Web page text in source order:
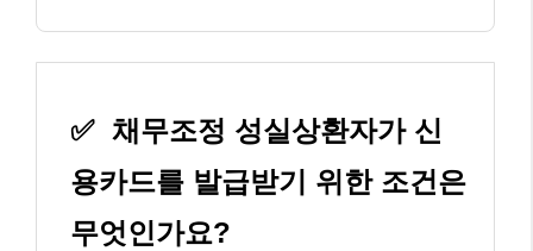
✅ 채무조정 성실상환자가 신
용카드를 발급받기 위한 조건은
무엇인가요?